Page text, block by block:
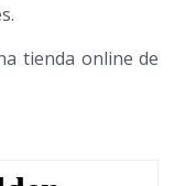
tienda online de